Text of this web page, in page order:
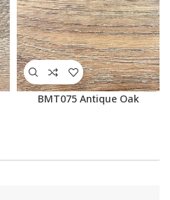
BMT075 Antique Oak